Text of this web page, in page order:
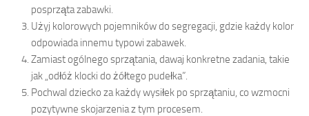
posprząta zabawki.
Użyj kolorowych pojemników do segregacji, gdzie każdy kolor
odpowiada innemu typowi zabawek.
Zamiast ogólnego sprzątania, dawaj konkretne zadania, takie
jak „odłóż klocki do żółtego pudełka”.
Pochwal dziecko za każdy wysiłek po sprzątaniu, co wzmocni
pozytywne skojarzenia z tym procesem.